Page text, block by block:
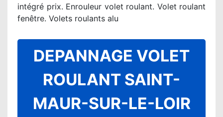
intégré prix. Enrouleur volet roulant. Volet roulant
fenêtre. Volets roulants alu
DEPANNAGE VOLET
ROULANT SAINT-
MAUR-SUR-LE-LOIR